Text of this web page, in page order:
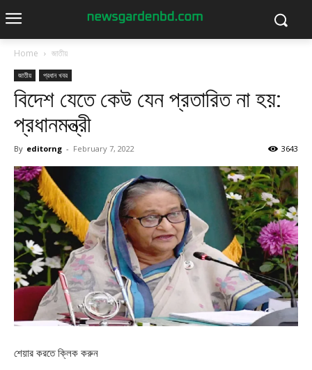
Home জাতীয়
জাতীয় প্রধান খবর
বিদেশ যেতে কেউ যেন প্রতারিত না হয়:
প্রধানমন্ত্রী
By editorng - February 7, 2022 3643
শেয়ার করতে ক্লিক করুন